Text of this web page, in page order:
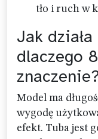
tło i ruch w
Jak
dlaczego
Model ma
wygodę
efekt. Tuba jest